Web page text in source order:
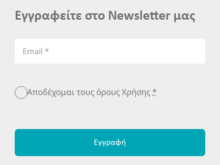
Εγγραφείτε στο Newsletter μας
Αποδέχομαι τους όρους Χρήσης*
Εγγραφή